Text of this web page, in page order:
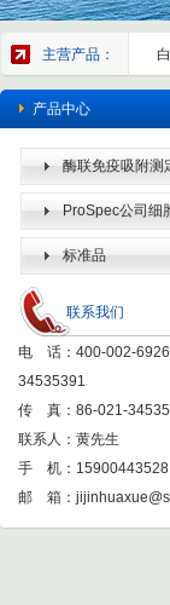
主营产品：
产品中心
酶联免疫吸附测
KIT） ProSpec公司细
标准品
联系我们
电 话：400-002-
34535391
传 真：86-021-
联系人：黄先生
手 机：
邮 箱：